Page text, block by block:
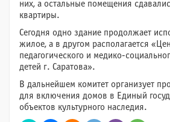
них, а остальные помещения
квартиры.
Сегодня одно здание продолжает
жилое, а в другом располагается
педагогического и медико-
детей г. Саратова».
В дальнейшем комитет организует
для включения домов в Единый
объектов культурного наследия.